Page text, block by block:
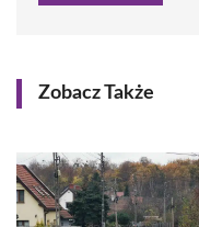
Zobacz Także